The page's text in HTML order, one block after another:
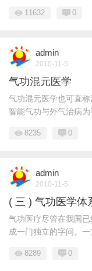
11632 0
admin
2010-11-5
气功混元医学
气功混元医学也可直
智能气功与外气治病为
8235 0
admin
2010-11-5
( 三 ) 气功医学体
气功医疗尽管在我国
成一门独立的字问。一
8289 0